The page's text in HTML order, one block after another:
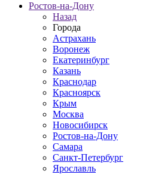
Ростов-на-Дону
Назад
Города
Астрахань
Воронеж
Екатеринбург
Казань
Краснодар
Красноярск
Крым
Москва
Новосибирск
Ростов-на-Дону
Самара
Санкт-Петербург
Ярославль